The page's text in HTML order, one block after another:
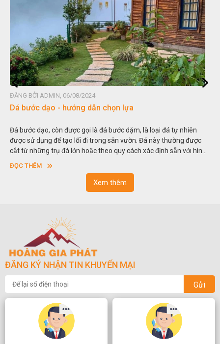
hình
ĐĂNG BỞI ADMIN, 06/08/2024
Đá non bộ - cách lựa chọn non bộ đẹp
Hòn non bộ được biết đến là một nghệ thuật xây dựng, sắp
thu nhỏ, đưa mô hình những ngọn núi to lớn ngoài tự nhiên
trong các vườn cảnh. Hay nói một cách khác, người ta gọi là
sơn”. Nghệ thuật hòn non bộ nhằm phục vụ cho mục đích
ĐỌC THÊM
Xem thêm
ĐĂNG KÝ NHẬN TIN KHUYẾN MẠI
Gửi